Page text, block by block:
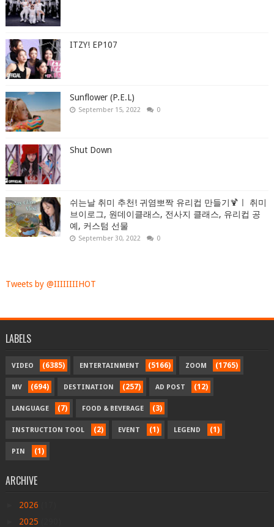
ITZY! EP107
Sunflower (P.E.L)
September 15, 2022 0
Shut Down
쉬는날 취미 추천! 귀염뽀짝 유리컵 만들기🍹ㅣ 취미
브이로그, 원데이클래스, 전사지 클래스, 유리컵 공
예, 커스텀 선물
September 30, 2022 0
Tweets by @IIIIIIIIHOT
LABELS
VIDEO (6385) ENTERTAINMENT (5166) ZOOM (1765)
MV (694) DESTINATION (257) AD POST (12)
LANGUAGE (7) FOOD & BEVERAGE (3)
INSTRUCTION TOOL (2) EVENT (1) LEGEND (1)
PIN (1)
ARCHIVE
2026
2025